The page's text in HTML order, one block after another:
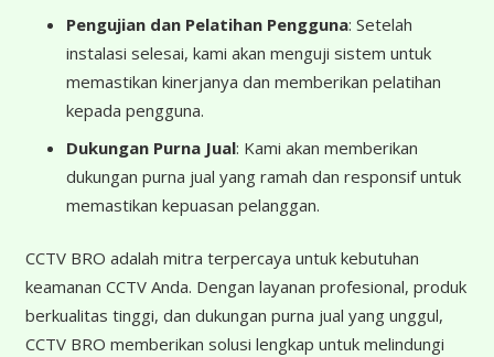
Pengujian dan Pelatihan Pengguna: Setelah
instalasi selesai, kami akan menguji sistem untuk
memastikan kinerjanya dan memberikan pelatihan
kepada pengguna.
Dukungan Purna Jual: Kami akan memberikan
dukungan purna jual yang ramah dan responsif untuk
memastikan kepuasan pelanggan.
CCTV BRO adalah mitra terpercaya untuk kebutuhan
keamanan CCTV Anda. Dengan layanan profesional, produk
berkualitas tinggi, dan dukungan purna jual yang unggul,
CCTV BRO memberikan solusi lengkap untuk melindungi